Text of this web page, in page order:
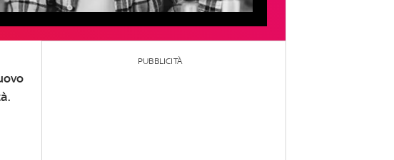
PUBBLICITÀ